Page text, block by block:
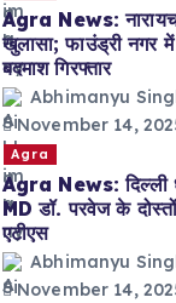
Agra News:
खुलासा; फाउंड्री नगर
बदमाश गिरफ्तार
Abhimanyu
November 14,
Agra
Agra News: दिल्ली
MD डॉ. परवेज के
एटीएस
Abhimanyu
November 14,